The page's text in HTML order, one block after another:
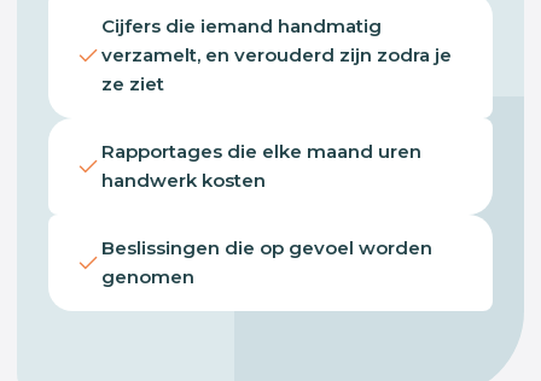
Cijfers die iemand handmatig
verzamelt, en verouderd zijn zodra je
ze ziet
Rapportages die elke maand uren
handwerk kosten
Beslissingen die op gevoel worden
genomen